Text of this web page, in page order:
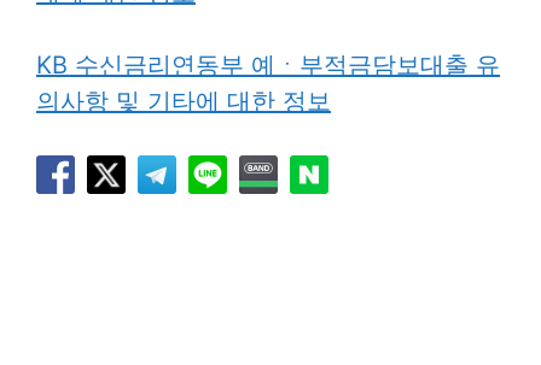
KB 수신금리연동부 예ㆍ부적금담보대출 유
의사항 및 기타에 대한 정보